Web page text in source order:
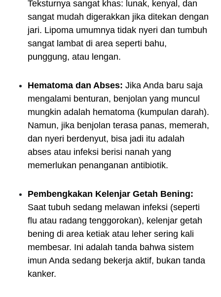
Teksturnya sangat khas: lunak, kenyal, dan
sangat mudah digerakkan jika ditekan dengan
jari. Lipoma umumnya tidak nyeri dan tumbuh
sangat lambat di area seperti bahu,
punggung, atau lengan.
Hematoma dan Abses: Jika Anda baru saja
mengalami benturan, benjolan yang muncul
mungkin adalah hematoma (kumpulan darah).
Namun, jika benjolan terasa panas, memerah,
dan nyeri berdenyut, bisa jadi itu adalah
abses atau infeksi berisi nanah yang
memerlukan penanganan antibiotik.
Pembengkakan Kelenjar Getah Bening:
Saat tubuh sedang melawan infeksi (seperti
flu atau radang tenggorokan), kelenjar getah
bening di area ketiak atau leher sering kali
membesar. Ini adalah tanda bahwa sistem
imun Anda sedang bekerja aktif, bukan tanda
kanker.